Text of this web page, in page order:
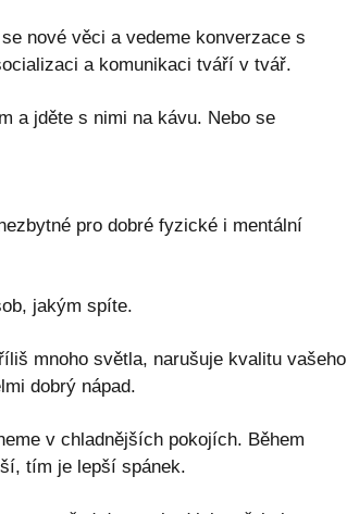
nové věci a vedeme konverzace s
a komunikaci tváří v tvář.
a jděte s nimi na kávu. Nebo se
pro dobré fyzické i mentální
jakým spíte.
mnoho světla, narušuje kvalitu vašeho
dobrý nápad.
v chladnějších pokojích. Během
tím je lepší spánek.